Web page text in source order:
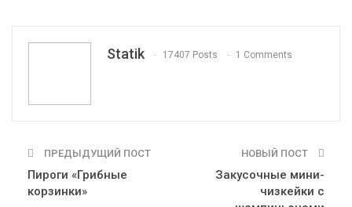
Statik 17407 Posts 1 Comments
ПРЕДЫДУЩИЙ ПОСТ
Пироги «Грибные
корзинки»
НОВЫЙ ПОСТ
Закусочные мини-
чизкейки с